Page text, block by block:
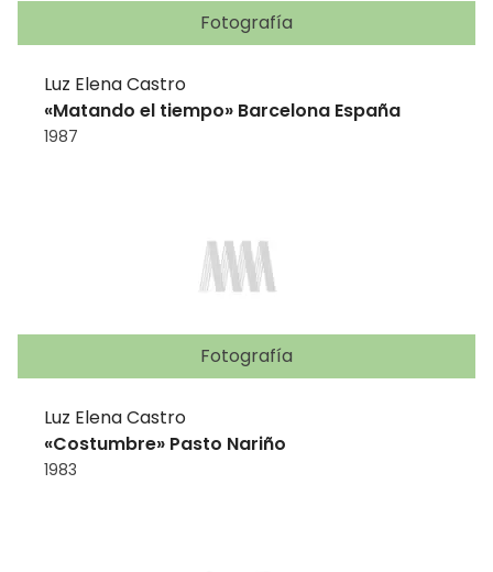
Fotografía
Luz Elena Castro
«Matando el tiempo» Barcelona España
1987
Fotografía
Luz Elena Castro
«Costumbre» Pasto Nariño
1983